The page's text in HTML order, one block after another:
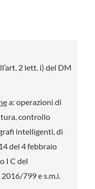
2 lett. i) del DM
a: operazioni di
controllo
intelligenti, di
del 4 febbraio
I C del
799 e s.m.i.